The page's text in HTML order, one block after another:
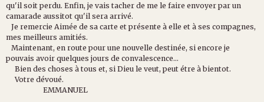
qu'il soit perdu. Enfin, je vais tacher de me le faire envoyer par un
camarade aussitot qu'il sera arrivé.
Je remercie Aimée de sa carte et présente à elle et à ses compagnes,
mes meilleurs amitiés.
Maintenant, en route pour une nouvelle destinée, si encore je
pouvais avoir quelques jours de convalescence...
Bien des choses à tous et, si Dieu le veut, peut étre à bientot.
Votre dévoué.
EMMANUEL